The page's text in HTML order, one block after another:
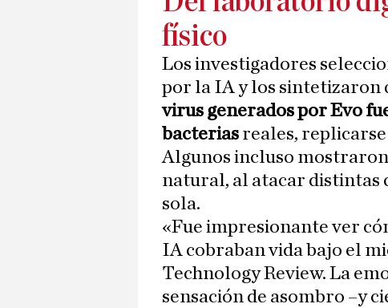
físico
Los investigadores
por la IA y los sintetizaron
virus generados por Evo
bacterias reales,
Algunos incluso
natural, al atacar distintas
sola.
«Fue impresionante ver
IA cobraban vida bajo el
Technology Review. La
sensación de asombro –y